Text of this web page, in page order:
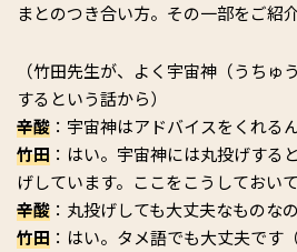
まとのつき合い方。その一部をご紹
（竹田先生が、よく宇宙神（うちゅ
するという話から）
辛酸 ：宇宙神はアドバイスをくれる
竹田 ：はい。宇宙神には丸投げする
げしています。ここをこうしておい
辛酸 ：丸投げしても大丈夫なものな
竹田 ：はい。タメ語でも大丈夫です